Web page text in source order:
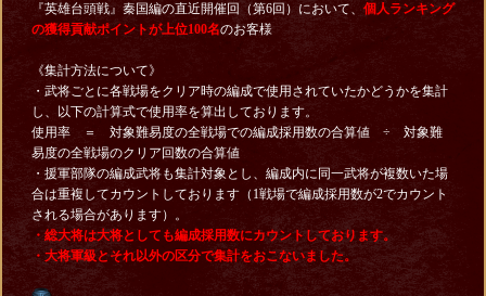
『英雄台頭戦』秦国編の直近開催回（第6回）において、 個人ランキング
の獲得貢献ポイントが上位100名のお客様
《集計方法について》
・武将ごとに各戦場をクリア時の編成で使用されていたかどうかを集計
し、以下の計算式で使用率を算出しております。
使用率 ＝ 対象難易度の全戦場での編成採用数の合算値 ÷ 対象難
易度の全戦場のクリア回数の合算値
・援軍部隊の編成武将も集計対象とし、編成内に同一武将が複数いた場
合は重複してカウントしております（1戦場で編成採用数が2でカウント
される場合があります）。
・総大将は大将としても編成採用数にカウントしております。
・大将軍級とそれ以外の区分で集計をおこないました。